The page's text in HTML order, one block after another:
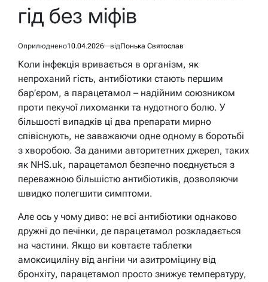
гід без міфів
Оприлюднено10.04.2026 відПонька Святослав
Коли інфекція вривається в організм, як
непроханий гість, антибіотики стають першим
бар’єром, а парацетамол – надійним союзником
проти пекучої лихоманки та нудотного болю. У
більшості випадків ці два препарати мирно
співіснують, не заважаючи одне одному в боротьбі
з хворобою. За даними авторитетних джерел, таких
як NHS.uk, парацетамол безпечно поєднується з
переважною більшістю антибіотиків, дозволяючи
швидко полегшити симптоми.
Але ось у чому диво: не всі антибіотики однаково
дружні до печінки, де парацетамол розкладається
на частини. Якщо ви ковтаєте таблетки
амоксициліну від ангіни чи азитроміцину від
бронхіту, парацетамол просто знижує температуру,